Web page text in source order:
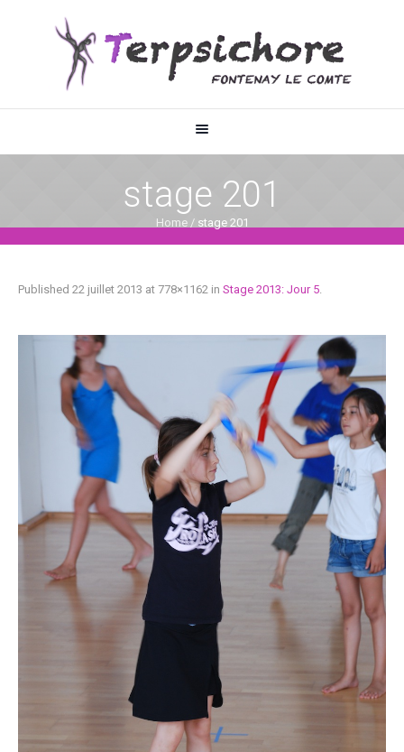
stage 201
Home / stage 201
Published 22 juillet 2013 at 778×1162 in Stage 2013: Jour 5.